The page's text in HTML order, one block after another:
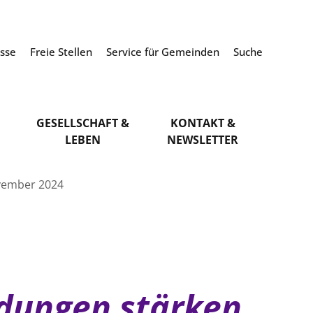
Freie Stellen Service für Gemeinden Suche
GESELLSCHAFT &
LEBEN
KONTAKT &
NEWSLETTER
2024